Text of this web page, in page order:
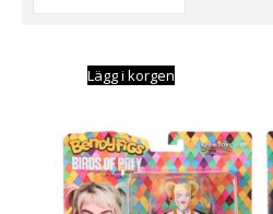
Lägg i korgen